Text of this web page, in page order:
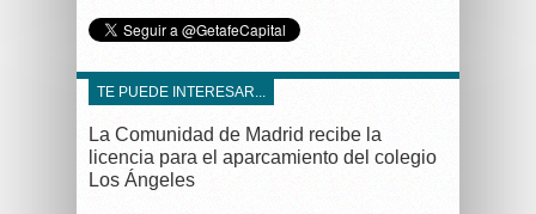
TE PUEDE INTERESAR...
La Comunidad de Madrid recibe la
licencia para el aparcamiento del colegio
Los Ángeles